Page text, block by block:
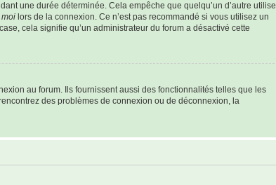
une durée déterminée. Cela empêche que quelqu’un d’autre utilise
lors de la connexion. Ce n’est pas recommandé si vous utilisez un
cela signifie qu’un administrateur du forum a désactivé cette
au forum. Ils fournissent aussi des fonctionnalités telles que les
des problèmes de connexion ou de déconnexion, la